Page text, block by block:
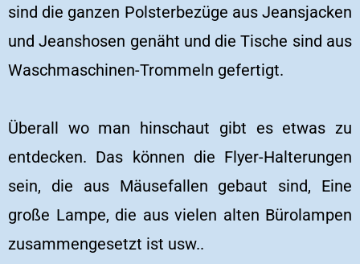
sind die ganzen Polsterbezüge aus Jeansjacken
und Jeanshosen genäht und die Tische sind aus
Waschmaschinen-Trommeln gefertigt.
Überall wo man hinschaut gibt es etwas zu
entdecken. Das können die Flyer-Halterungen
sein, die aus Mäusefallen gebaut sind, Eine
große Lampe, die aus vielen alten Bürolampen
zusammengesetzt ist usw..